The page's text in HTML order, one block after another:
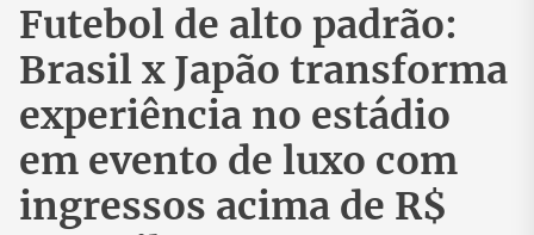
Futebol de alto padrão:
Brasil x Japão transforma
experiência no estádio
em evento de luxo com
ingressos acima de R$